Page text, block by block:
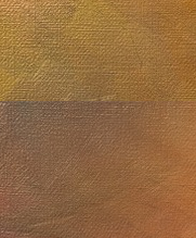
Sol. 16 de agosto a 12 de